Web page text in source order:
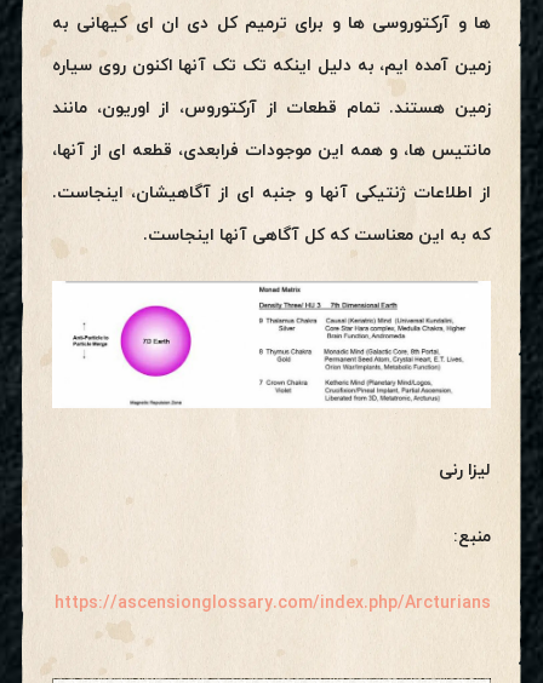
ها و آرکتوروسی ها و برای ترمیم کل دی ان ای کیهانی به
زمین آمده ایم، به دلیل اینکه تک تک آنها اکنون روی سیاره
زمین هستند. تمام قطعات از آرکتوروس، از اوریون، مانند
مانتیس ها، و همه این موجودات فرابعدی، قطعه ای از آنها،
از اطلاعات ژنتیکی آنها و جنبه ای از آگاهیشان، اینجاست.
که به این معناست که کل آگاهی آنها اینجاست.
لیزا رنی
منبع:
https://ascensionglossary.com/index.php/Arcturians